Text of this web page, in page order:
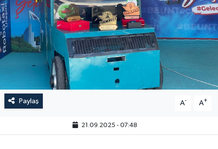
Paylaş A- A+
21.09.2025 - 07:48